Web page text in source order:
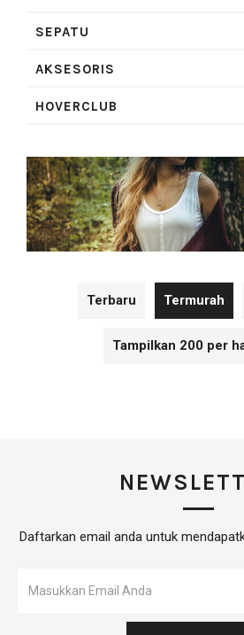
SEPATU
AKSESORIS
HOVERCLUB
Terbaru Termurah
Tampilkan 200 per
Daftarkan email anda untuk